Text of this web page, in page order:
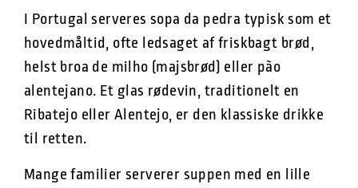
I Portugal serveres sopa da pedra typisk som et
hovedmåltid, ofte ledsaget af friskbagt brød,
helst broa de milho (majsbrød) eller pão
alentejano. Et glas rødevin, traditionelt en
Ribatejo eller Alentejo, er den klassiske drikke
til retten.
Mange familier serverer suppen med en lille